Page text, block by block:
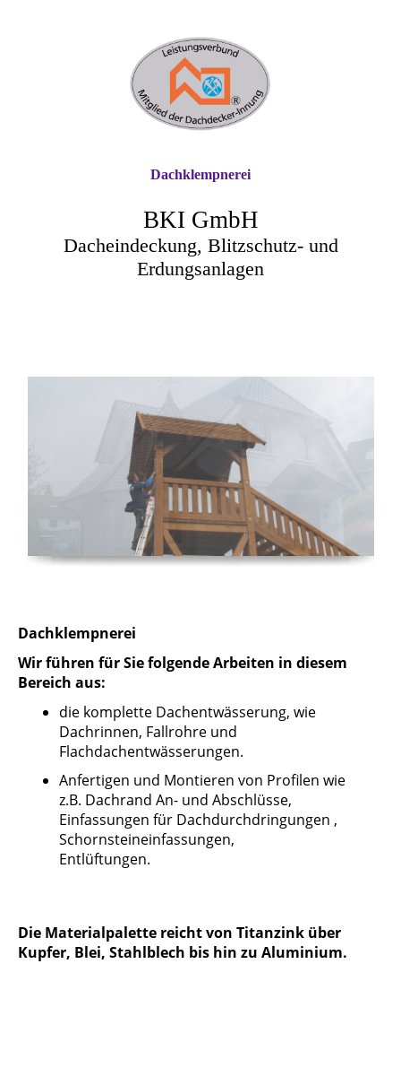
BKI GmbH
Dacheindeckung, Blitzschutz- und
Erdungsanlagen
Dachklempnerei
Dachklempnerei
Wir führen für Sie folgende Arbeiten in diesem
Bereich aus:
die komplette Dachentwässerung, wie
Dachrinnen, Fallrohre und
Flachdachentwässerungen.
Anfertigen und Montieren von Profilen wie
z.B. Dachrand An- und Abschlüsse,
Einfassungen für Dachdurchdringungen ,
Schornsteineinfassungen,
Entlüftungen.
Die Materialpalette reicht von Titanzink über
Kupfer, Blei, Stahlblech bis hin zu Aluminium.